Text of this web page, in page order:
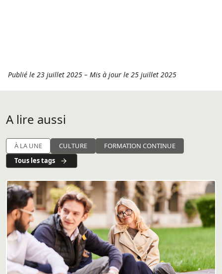
Publié le 23 juillet 2025 – Mis à jour le 25 juillet 2025
A lire aussi
À LA UNE CULTURE
FORMATION CONTINUE
Tous les tags